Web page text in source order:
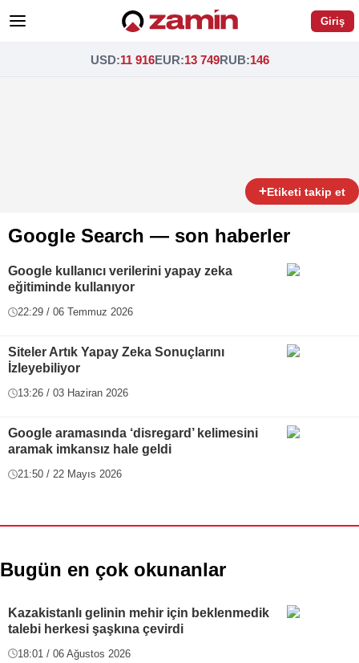
Giriş
USD:11 916EUR:13 749RUB:146
+Etiketi takip et
Google Search — son haberler
Google kullanıcı verilerini yapay zeka
eğitiminde kullanıyor
22:29 / 06 Temmuz 2026
Siteler Artık Yapay Zeka Sonuçlarını
İzleyebiliyor
13:26 / 03 Haziran 2026
Google aramasında ‘disregard’ kelimesini
aramak imkansız hale geldi
21:50 / 22 Mayıs 2026
Bugün en çok okunanlar
Kazakistanlı gelinin mehir için beklenmedik
talebi herkesi şaşkına çevirdi
18:01 / 06 Ağustos 2026